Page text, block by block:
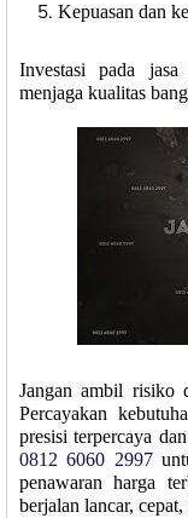
Kepuasan dan
Investasi pada
menjaga kualitas
Jangan ambil risiko
Percayakan
presisi terpercaya
0812 6060 2997
penawaran harga
berjalan lancar,